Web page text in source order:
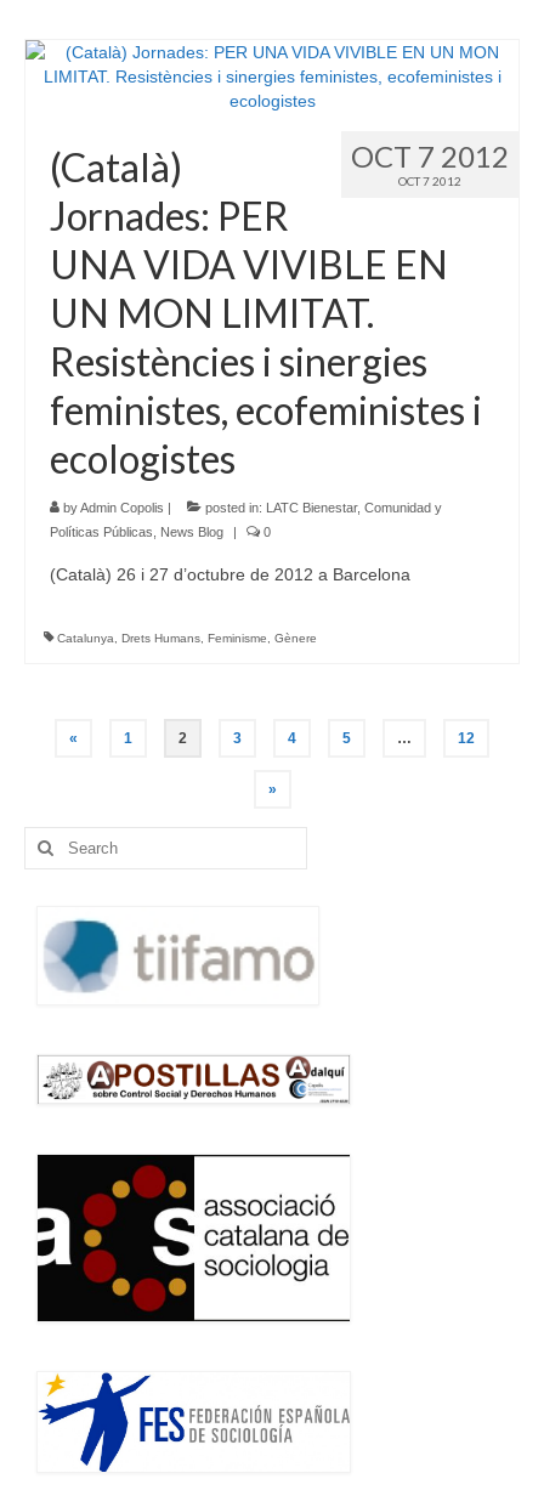
OCT 7 2012
OCT 7 2012
(Català)
Jornades: PER
UNA VIDA VIVIBLE EN
UN MON LIMITAT.
Resistències i sinergies
feministes, ecofeministes i
ecologistes
byAdmin Copolis | posted in: LATC Bienestar, Comunidad y
Políticas Públicas
News Blog | 0
(Català) 26 i 27 d’octubre de 2012 a Barcelona
Catalunya Drets Humans Feminisme Gènere
Posts
« 1 2 3 4 5 … 12
»
Search
for: